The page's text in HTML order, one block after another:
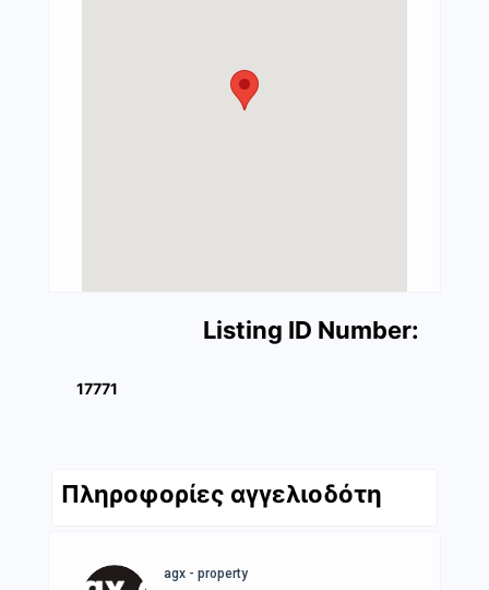
Listing ID Number:
17771
Πληροφορίες αγγελιοδότη
agx - property